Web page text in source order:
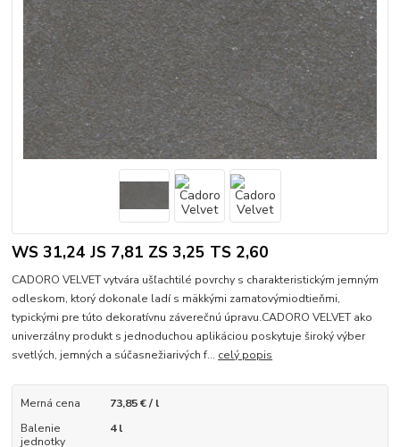
WS 31,24 JS 7,81 ZS 3,25 TS 2,60
CADORO VELVET vytvára ušľachtilé povrchy s charakteristickým jemným
odleskom, ktorý dokonale ladí s mäkkými zamatovýmiodtieňmi,
typickými pre túto dekoratívnu záverečnú úpravu.CADORO VELVET ako
univerzálny produkt s jednoduchou aplikáciou poskytuje široký výber
svetlých, jemných a súčasnežiarivých f... celý popis
Merná cena
73,85 € / l
Balenie
jednotky
4 l